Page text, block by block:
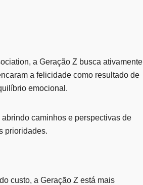
a Geração Z busca ativamente
a felicidade como resultado de
emocional.
caminhos e perspectivas de
prioridades.
custo, a Geração Z está mais